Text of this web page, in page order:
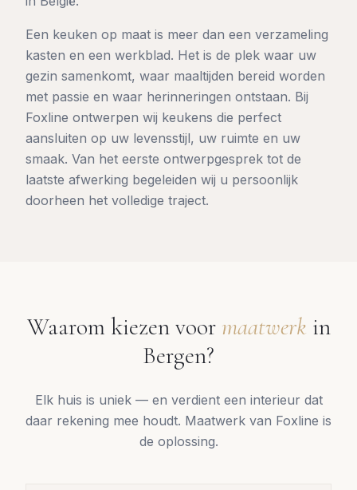
Een keuken op maat is meer dan een verzameling
kasten en een werkblad. Het is de plek waar uw
gezin samenkomt, waar maaltijden bereid worden
met passie en waar herinneringen ontstaan. Bij
Foxline ontwerpen wij keukens die perfect
aansluiten op uw levensstijl, uw ruimte en uw
smaak. Van het eerste ontwerpgesprek tot de
laatste afwerking begeleiden wij u persoonlijk
doorheen het volledige traject.
Waarom kiezen voor maatwerk in
Bergen?
Elk huis is uniek — en verdient een interieur dat
daar rekening mee houdt. Maatwerk van Foxline is
de oplossing.